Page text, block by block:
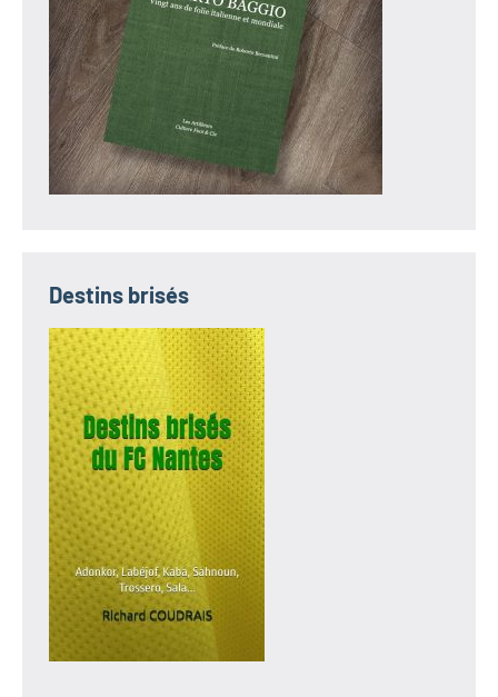
Destins brisés